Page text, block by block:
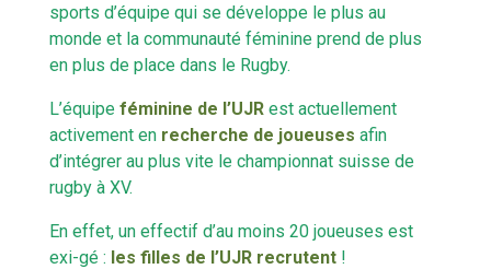
sports d’équipe qui se développe le plus au
monde et la communauté féminine prend de plus
en plus de place dans le Rugby.
L’équipeféminine de l’UJRest actuellement
activement en recherche de joueuses afin
d’intégrer au plus vite le championnat suisse de
rugby à XV.
En effet, un effectif d’au moins 20 joueuses est
exi-gé : les filles de l’UJR recrutent!